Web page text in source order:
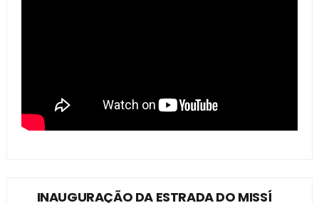
INAUGURAÇÃO DA ESTRADA DO MISSÍ